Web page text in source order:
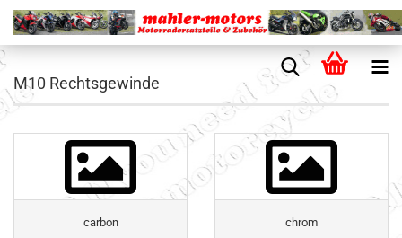
M10 Rechtsgewinde
carbon chrom